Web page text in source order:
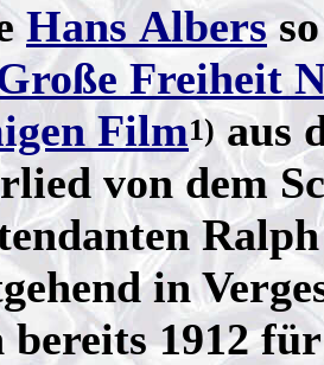
Hans Albersso
Freiheit
Film1)aus
von dem
in
bereits 1912